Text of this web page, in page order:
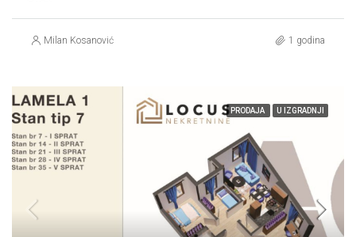
Milan Kosanović 1 godina
PRODAJA U IZGRADNJI